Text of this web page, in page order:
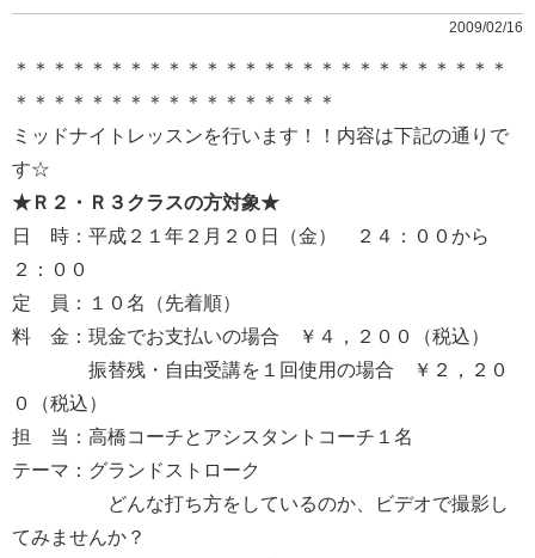
2009/02/16
＊＊＊＊＊＊＊＊＊＊＊＊＊＊＊＊＊＊＊＊＊＊＊＊＊＊
＊＊＊＊＊＊＊＊＊＊＊＊＊＊＊＊＊
ミッドナイトレッスンを行います！！内容は下記の通りで
す☆
★Ｒ２・Ｒ３クラスの方対象★
日 時：平成２１年２月２０日（金） ２４：００から
２：００
定 員：１０名（先着順）
料 金：現金でお支払いの場合 ￥４，２００（税込）
振替残・自由受講を１回使用の場合 ￥２，２０
０（税込）
担 当：高橋コーチとアシスタントコーチ１名
テーマ：グランドストローク
どんな打ち方をしているのか、ビデオで撮影し
てみませんか？